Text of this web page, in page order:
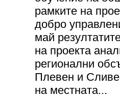
рамките на
добро
май
на проекта
регионални
Плевен и
на местната...